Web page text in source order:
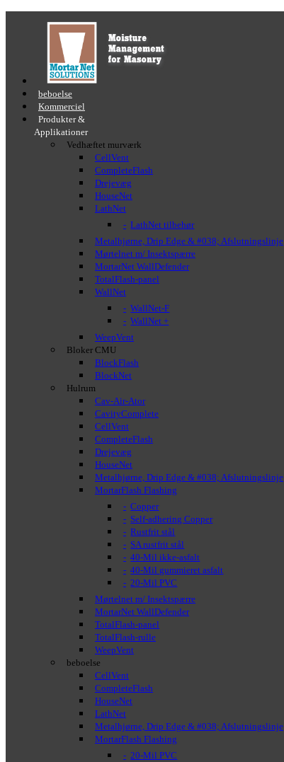
beboelse
Kommerciel
Produkter &
Applikationer
Vedhæftet murværk
CellVent
CompleteFlash
Drejevæg
HouseNet
LathNet
LathNet tilbehør
Metalhjørne, Drip Edge & #038; Afslutningslinje
Mørtelnet m/ Insektspærre
MortarNet WallDefender
TotalFlash-panel
WallNet
WallNet-F
WallNet +
WeepVent
Bloker CMU
BlockFlash
BlockNet
Hulrum
Cav-Air-Ator
CavityComplete
CellVent
CompleteFlash
Drejevæg
HouseNet
Metalhjørne, Drip Edge & #038; Afslutningslinje
MortarFlash Flashing
Copper
Self-adhering Copper
Rustfrit stål
SA rustfrit stål
40-Mil ikke-asfalt
40-Mil gummieret asfalt
20-Mil PVC
Mørtelnet m/ Insektspærre
MortarNet WallDefender
TotalFlash-panel
TotalFlash-rulle
WeepVent
beboelse
CellVent
CompleteFlash
HouseNet
LathNet
Metalhjørne, Drip Edge & #038; Afslutningslinje
MortarFlash Flashing
20-Mil PVC